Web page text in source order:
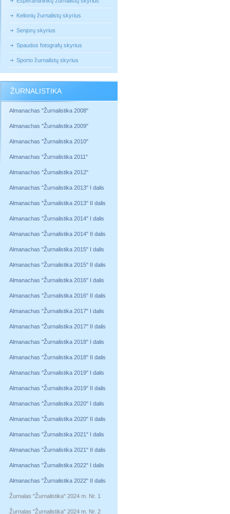
Kelionių žurnalistų skyrius
Senjorų skyrius
Spaudos fotografų skyrius
Sporto žurnalistų skyrius
ŽURNALISTIKA
Almanachas "Žurnalistika 2008"
Almanachas "Žurnalistika 2009"
Almanachas "Žurnalistika 2010"
Almanachas "Žurnalistika 2011"
Almanachas "Žurnalistika 2012"
Almanachas "Žurnalistika 2013" I dalis
Almanachas "Žurnalistika 2013" II dalis
Almanachas "Žurnalistika 2014" I dalis
Almanachas "Žurnalistika 2014" II dalis
Almanachas "Žurnalistika 2015" I dalis
Almanachas "Žurnalistika 2015" II dalis
Almanachas "Žurnalistika 2016" I dalis
Almanachas "Žurnalistika 2016" II dalis
Almanachas "Žurnalistika 2017" I dalis
Almanachas "Žurnalistika 2017" II dalis
Almanachas "Žurnalistika 2018" I dalis
Almanachas "Žurnalistika 2018" II dalis
Almanachas "Žurnalistika 2019" I dalis
Almanachas "Žurnalistika 2019" II dalis
Almanachas "Žurnalistika 2020" I dalis
Almanachas "Žurnalistika 2020" II dalis
Almanachas "Žurnalistika 2021" I dalis
Almanachas "Žurnalistika 2021" II dalis
Almanachas "Žurnalistika 2022" I dalis
Almanachas "Žurnalistika 2022" II dalis
Žurnalas "Žurnalistika" 2024 m. Nr. 1
Žurnalas "Žurnalistika" 2024 m. Nr. 2